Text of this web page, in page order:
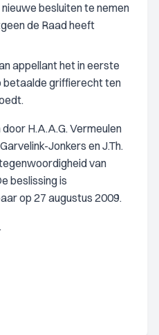
besluiten te nemen
de Raad heeft
appellant het in eerste
betaalde griffierecht ten
H.A.A.G. Vermeulen
Jonkers en J.Th.
van
beslissing is
op 27 augustus 2009.